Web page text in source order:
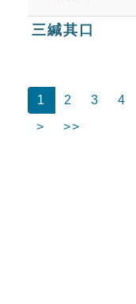
三緘其口
1 2 3 4
>
>>